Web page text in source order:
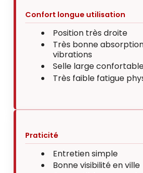
Confort longue utilisation
Position très droite
Très bonne
vibrations
Selle large
Très faible fatigue
Praticité
Entretien simple
Bonne visibilité en ville